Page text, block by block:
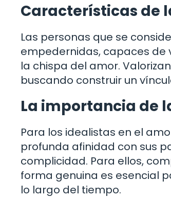
Características de
Las personas que se
empedernidas, capaces de
la chispa del amor.
buscando construir un
La importancia de
Para los idealistas en el
profunda afinidad con sus
complicidad. Para ellos,
forma genuina es esencial
lo largo del tiempo.